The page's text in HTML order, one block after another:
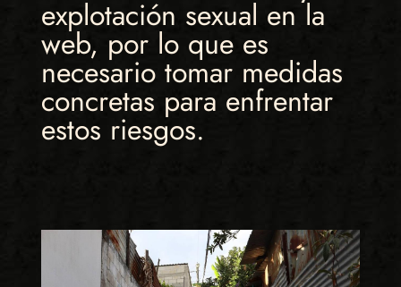
explotación sexual en la
web, por lo que es
necesario tomar medidas
concretas para enfrentar
estos riesgos.